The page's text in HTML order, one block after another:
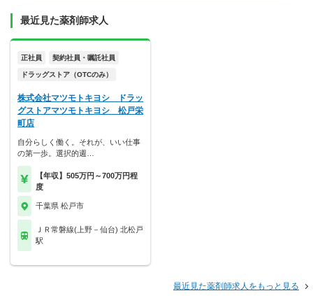
最近見た薬剤師求人
正社員 契約社員・嘱託社員
ドラッグストア（OTCのみ）
株式会社マツモトキヨシ ドラッ
グストアマツモトキヨシ 松戸栄
町店
自分らしく働く。それが、いい仕事
の第一歩。選択的週…
【年収】505万円～700万円程
度
千葉県 松戸市
ＪＲ常磐線(上野－仙台) 北松戸
駅
最近見た薬剤師求人をもっと見る